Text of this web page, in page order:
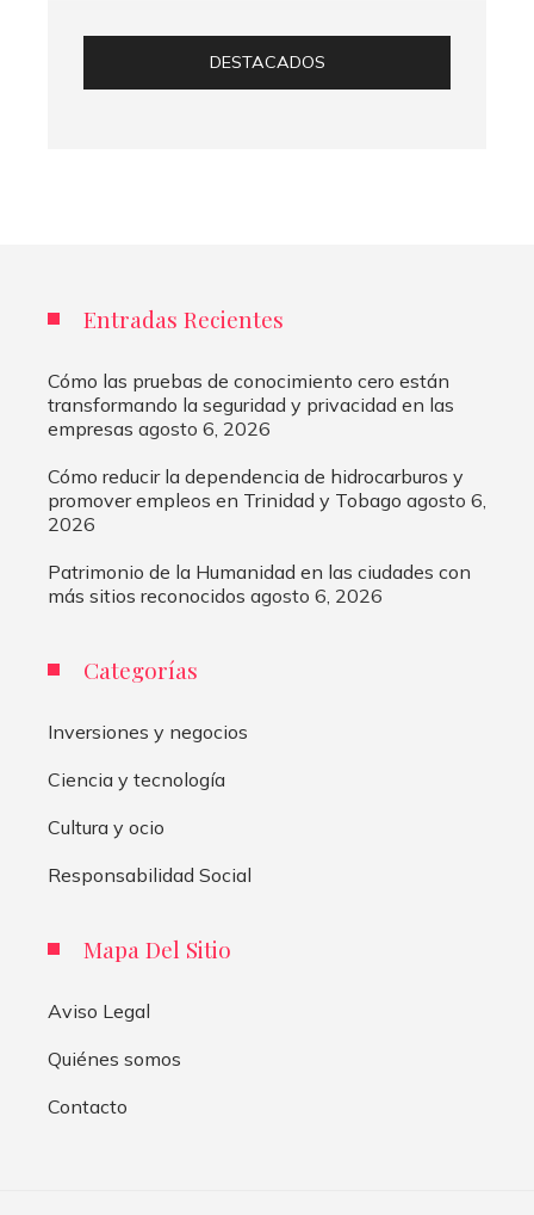
DESTACADOS
Entradas Recientes
Cómo las pruebas de conocimiento cero están
transformando la seguridad y privacidad en las
empresas agosto 6, 2026
Cómo reducir la dependencia de hidrocarburos y
promover empleos en Trinidad y Tobago agosto 6,
2026
Patrimonio de la Humanidad en las ciudades con
más sitios reconocidos agosto 6, 2026
Categorías
Inversiones y negocios
Ciencia y tecnología
Cultura y ocio
Responsabilidad Social
Mapa Del Sitio
Aviso Legal
Quiénes somos
Contacto